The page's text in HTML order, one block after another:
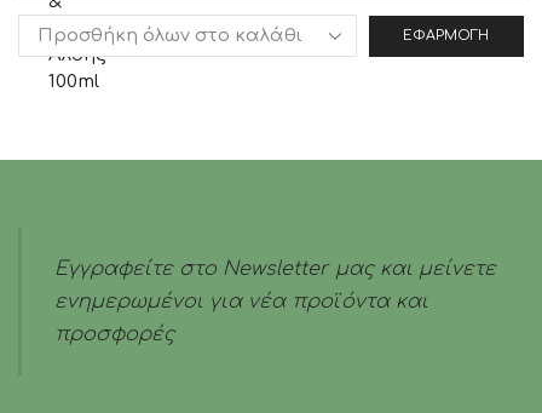
ΕΦΑΡΜΟΓΉ
Εγγραφείτε στο Newsletter μας και μείνετε
ενημερωμένοι για νέα προϊόντα και
προσφορές